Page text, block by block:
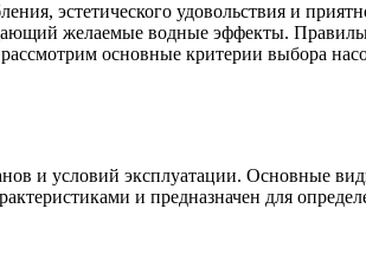
эстетического удовольствия и
желаемые водные эффекты.
основные критерии выбора
и условий эксплуатации. Основные
и предназначен для